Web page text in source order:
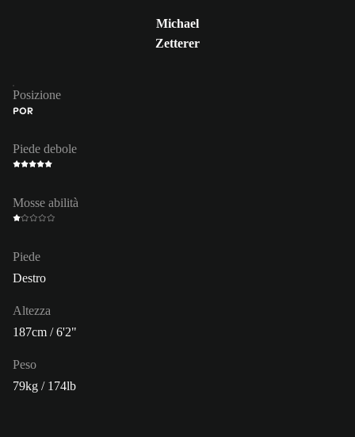
Michael
Zetterer
Posizione
POR
Piede debole
Mosse abilità
Piede
Destro
Altezza
187cm / 6'2"
Peso
79kg / 174lb